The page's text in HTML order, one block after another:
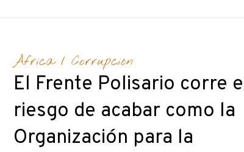
África/ Corrupción
El Frente Polisario corre
riesgo de acabar como la
Organización para la